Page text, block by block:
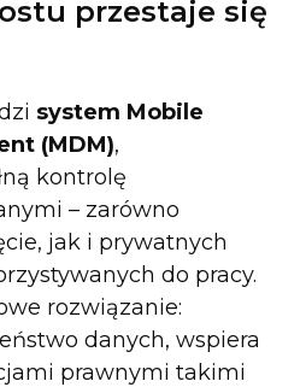
przestaje się
system Mobile
(MDM),
kontrolę
– zarówno
jak i prywatnych
do pracy.
rozwiązanie:
danych, wspiera
prawnymi takimi